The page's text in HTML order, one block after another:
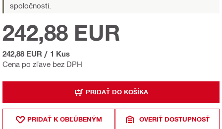
spoločnosti.
Cena po zľave bez DPH
242,88 EUR
242,88 EUR / 1 Kus
PRIDAŤ DO KOŠÍKA
PRIDAŤ K OBĽÚBENÝM OVERIŤ DOSTUPNOSŤ